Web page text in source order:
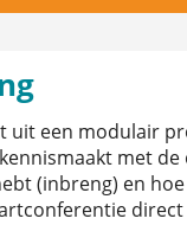
uit een modulair
met
(inbreng) en